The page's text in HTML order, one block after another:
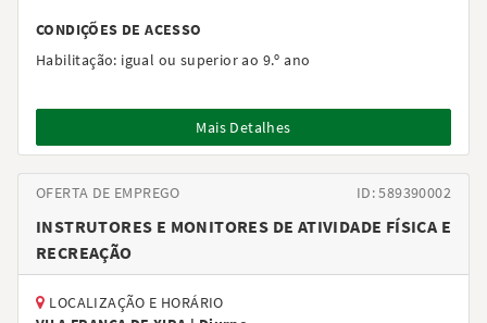
CONDIÇÕES DE ACESSO
Habilitação: igual ou superior ao 9.º ano
Mais Detalhes
OFERTA DE EMPREGO ID: 589390002
INSTRUTORES E MONITORES DE ATIVIDADE FÍSICA E
RECREAÇÃO
LOCALIZAÇÃO E HORÁRIO